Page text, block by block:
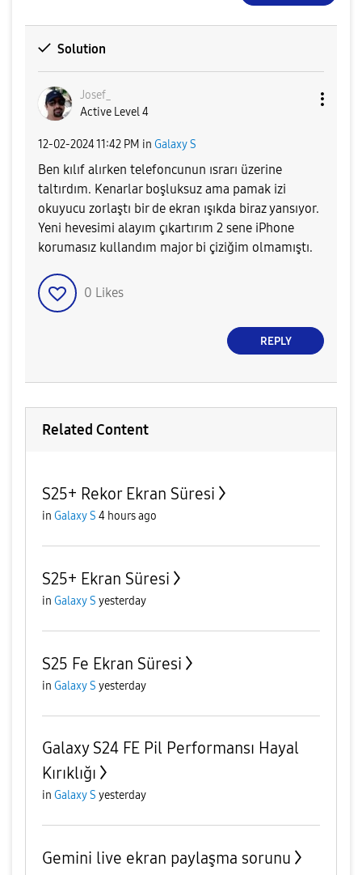
Solution
Josef_
Active Level 4
‎12-02-202411:42 PM in Galaxy S
Ben kılıf alırken telefoncunun ısrarı üzerine
taltırdım. Kenarlar boşluksuz ama pamak izi
okuyucu zorlaştı bir de ekran ışıkda biraz yansıyor.
Yeni hevesimi alayım çıkartırım 2 sene iPhone
korumasız kullandım major bi çiziğim olmamıştı.
0 Likes
REPLY
Related Content
S25+ Rekor Ekran Süresi
in Galaxy S 4 hours ago
S25+ Ekran Süresi
in Galaxy S yesterday
S25 Fe Ekran Süresi
in Galaxy S yesterday
Galaxy S24 FE Pil Performansı Hayal
Kırıklığı
in Galaxy S yesterday
Gemini live ekran paylaşma sorunu